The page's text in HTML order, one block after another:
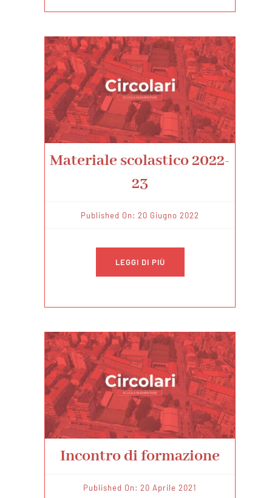
Materiale scolastico 2022-
23
Published On: 20 Giugno 2022
LEGGI DI PIÙ
Incontro di formazione
Published On: 20 Aprile 2021